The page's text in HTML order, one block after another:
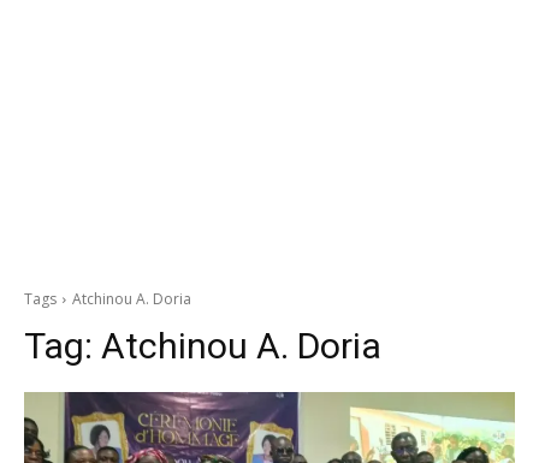
Tags Atchinou A. Doria
Tag: Atchinou A. Doria